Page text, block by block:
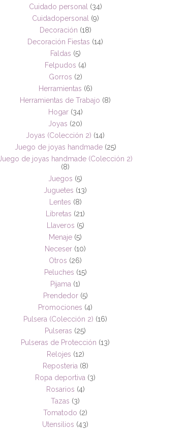
Cuidado personal (34)
Cuidadopersonal (9)
Decoración (18)
Decoración Fiestas (14)
Faldas (5)
Felpudos (4)
Gorros (2)
Herramientas (6)
Herramientas de Trabajo (8)
Hogar (34)
Joyas (20)
Joyas (Colección 2) (14)
Juego de joyas handmade (25)
Juego de joyas handmade (Colección 2)
(8)
Juegos (5)
Juguetes (13)
Lentes (8)
Libretas (21)
Llaveros (5)
Menaje (5)
Neceser (10)
Otros (26)
Peluches (15)
Pijama (1)
Prendedor (5)
Promociones (4)
Pulsera (Colección 2) (16)
Pulseras (25)
Pulseras de Protección (13)
Relojes (12)
Reposteria (8)
Ropa deportiva (3)
Rosarios (4)
Tazas (3)
Tomatodo (2)
Utensilios (43)